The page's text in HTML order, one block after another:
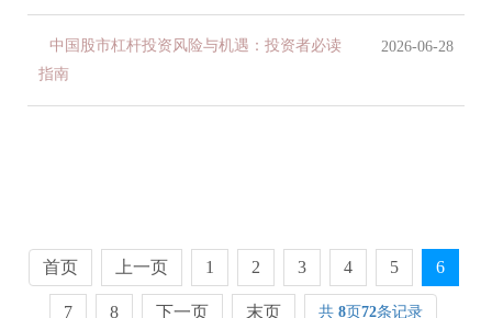
中国股市杠杆投资风险与机遇：投资者必读
指南
2026-06-28
首页 上一页 1 2 3 4 5 6
7 8 下一页 末页 共 8页72条记录